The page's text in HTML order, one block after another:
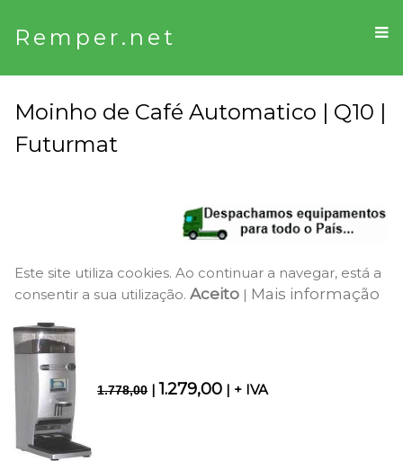
Remper.net
Moinho de Café Automatico | Q10 |
Futurmat
Este site utiliza cookies. Ao continuar a navegar, está a
consentir a sua utilização. Aceito | Mais informação
1.778,00 |1.279,00 | + IVA